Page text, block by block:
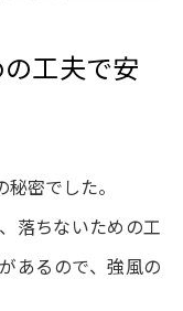
工夫で安
密でした。
落ちないための工
あるので、強風の